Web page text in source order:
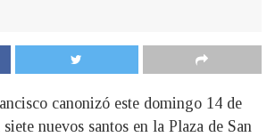
canonizó este domingo 14 de
nuevos santos en la Plaza de San